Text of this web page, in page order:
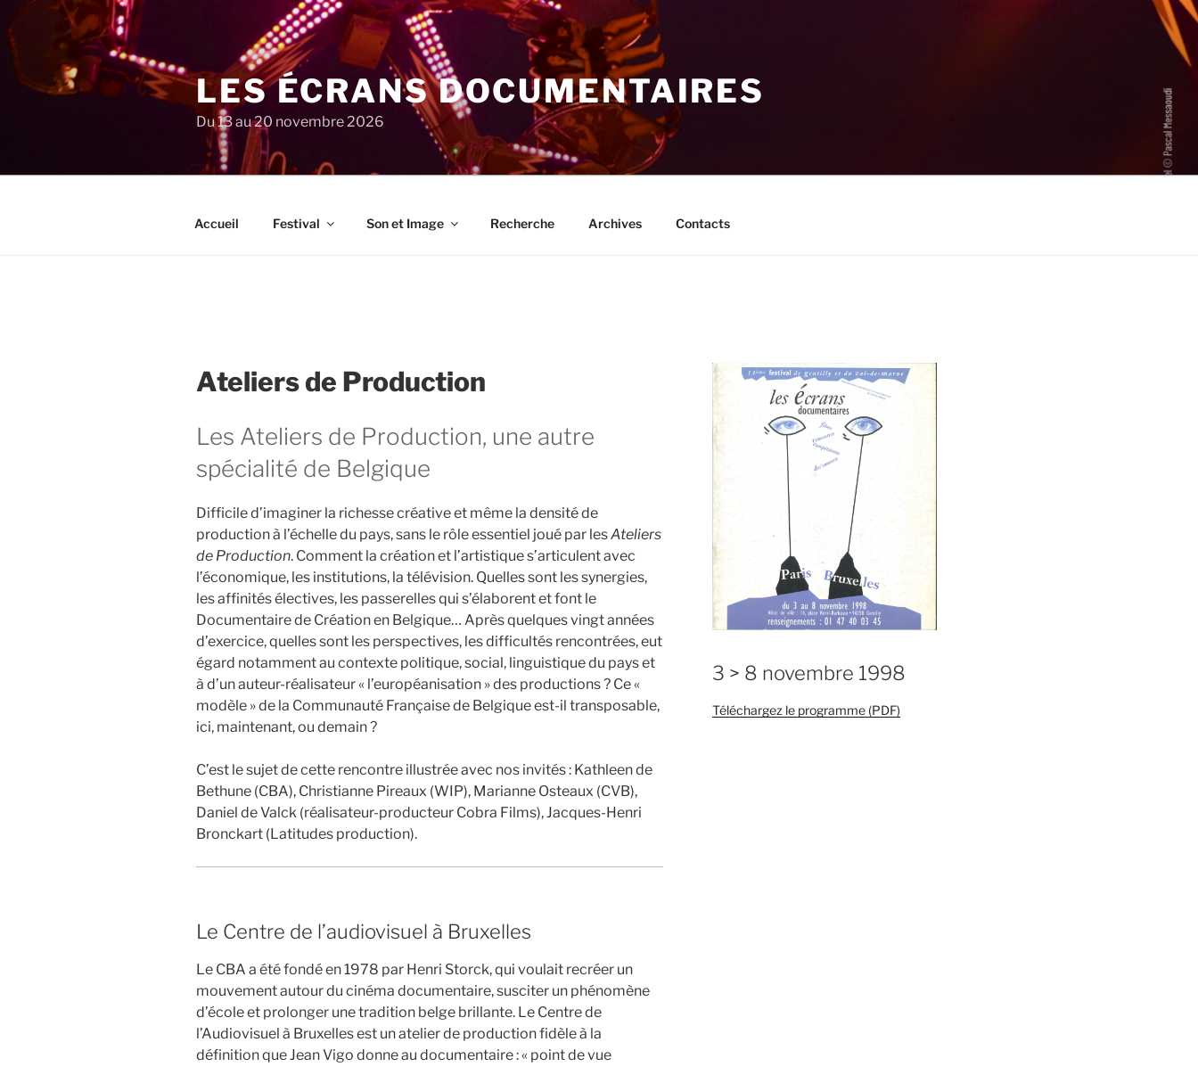
au
contenu
principal
LES ÉCRANS DOCUMENTAIRES
Du 13 au 20 novembre 2026
Accueil Festival Son et Image Recherche Archives Contacts
Ateliers de Production
Les Ateliers de Production, une autre
spécialité de Belgique
Difficile d’imaginer la richesse créative et même la densité de
production à l’échelle du pays, sans le rôle essentiel joué par lesAteliers
de Production. Comment la création et l’artistique s’articulent avec
l’économique, les institutions, la télévision. Quelles sont les synergies,
les affinités électives, les passerelles qui s’élaborent et font le
Documentaire de Création en Belgique… Après quelques vingt années
d’exercice, quelles sont les perspectives, les difficultés rencontrées, eut
égard notamment au contexte politique, social, linguistique du pays et
à d’un auteur-réalisateur « l’européanisation » des productions ? Ce «
modèle » de la Communauté Française de Belgique est-il transposable,
ici, maintenant, ou demain ?
C’est le sujet de cette rencontre illustrée avec nos invités : Kathleen de
Bethune (CBA), Christianne Pireaux (WIP), Marianne Osteaux (CVB),
Daniel de Valck (réalisateur-producteur Cobra Films), Jacques-Henri
Bronckart (Latitudes production).
Le Centre de l’audiovisuel à Bruxelles
Le CBA a été fondé en 1978 par Henri Storck, qui voulait recréer un
mouvement autour du cinéma documentaire, susciter un phénomène
d’école et prolonger une tradition belge brillante. Le Centre de
l’Audiovisuel à Bruxelles est un atelier de production fidèle à la
définition que Jean Vigo donne au documentaire : « point de vue
3 > 8 novembre 1998
Téléchargez le programme (PDF)